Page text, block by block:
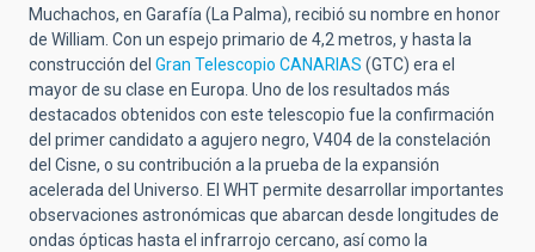
Muchachos, en Garafía (La Palma), recibió su nombre en honor
de William. Con un espejo primario de 4,2 metros, y hasta la
construcción del Gran Telescopio CANARIAS (GTC) era el
mayor de su clase en Europa. Uno de los resultados más
destacados obtenidos con este telescopio fue la confirmación
del primer candidato a agujero negro, V404 de la constelación
del Cisne, o su contribución a la prueba de la expansión
acelerada del Universo. El WHT permite desarrollar importantes
observaciones astronómicas que abarcan desde longitudes de
ondas ópticas hasta el infrarrojo cercano, así como la